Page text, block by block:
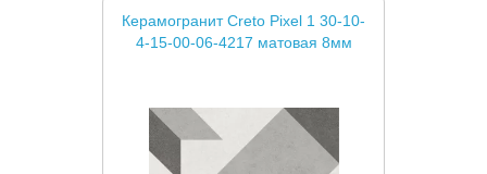
Керамогранит Creto Pixel 1 30-10-
4-15-00-06-4217 матовая 8мм